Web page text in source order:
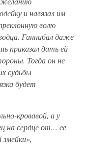
и навязал им
волю
Ганнибал даже
приказал дать ей
Тогда он не
судьбы
будет
кровавой, а у
на сердце от… ее